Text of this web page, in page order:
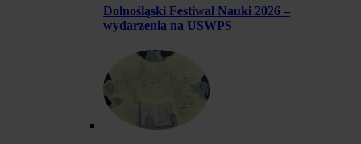
Dolnośląski Festiwal Nauki 2026 –
wydarzenia na USWPS